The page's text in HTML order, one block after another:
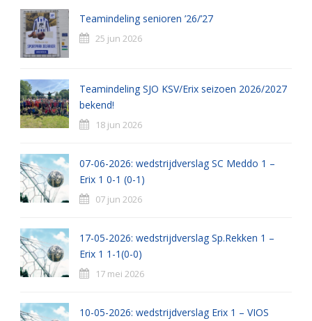
Teamindeling senioren ’26/’27
25 jun 2026
Teamindeling SJO KSV/Erix seizoen 2026/2027
bekend!
18 jun 2026
07-06-2026: wedstrijdverslag SC Meddo 1 –
Erix 1 0-1 (0-1)
07 jun 2026
17-05-2026: wedstrijdverslag Sp.Rekken 1 –
Erix 1 1-1(0-0)
17 mei 2026
10-05-2026: wedstrijdverslag Erix 1 – VIOS